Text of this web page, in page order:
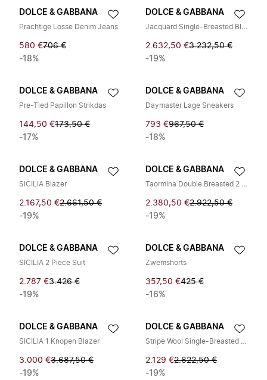
DOLCE & GABBANA
Prachtige Losse Denim Jeans
580 €706 €
-18%
DOLCE & GABBANA
Jacquard Single-Breasted Blazer
2.632,50 €3.232,50 €
-19%
DOLCE & GABBANA
Pre-Tied Papillon Strikdas
144,50 €173,50 €
-17%
DOLCE & GABBANA
Daymaster Lage Sneakers
793 €967,50 €
-18%
DOLCE & GABBANA
SICILIA Blazer
2.167,50 €2.661,50 €
-19%
DOLCE & GABBANA
Taormina Double Breasted 2 Piece Suit
2.380,50 €2.922,50 €
-19%
DOLCE & GABBANA
SICILIA 2 Piece Suit
2.787 €3.426 €
-19%
DOLCE & GABBANA
Zwemshorts
357,50 €425 €
-16%
DOLCE & GABBANA
SICILIA 1 Knopen Blazer
3.000 €3.687,50 €
-19%
DOLCE & GABBANA
Stripe Wool Single-Breasted Blazer
2.129 €2.622,50 €
-19%